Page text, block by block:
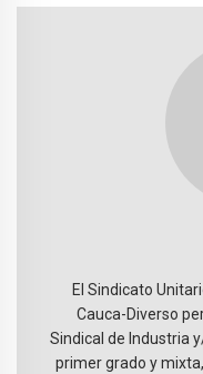
El Sindicato
Cauca-Diverso
Sindical de Industria
primer grado y